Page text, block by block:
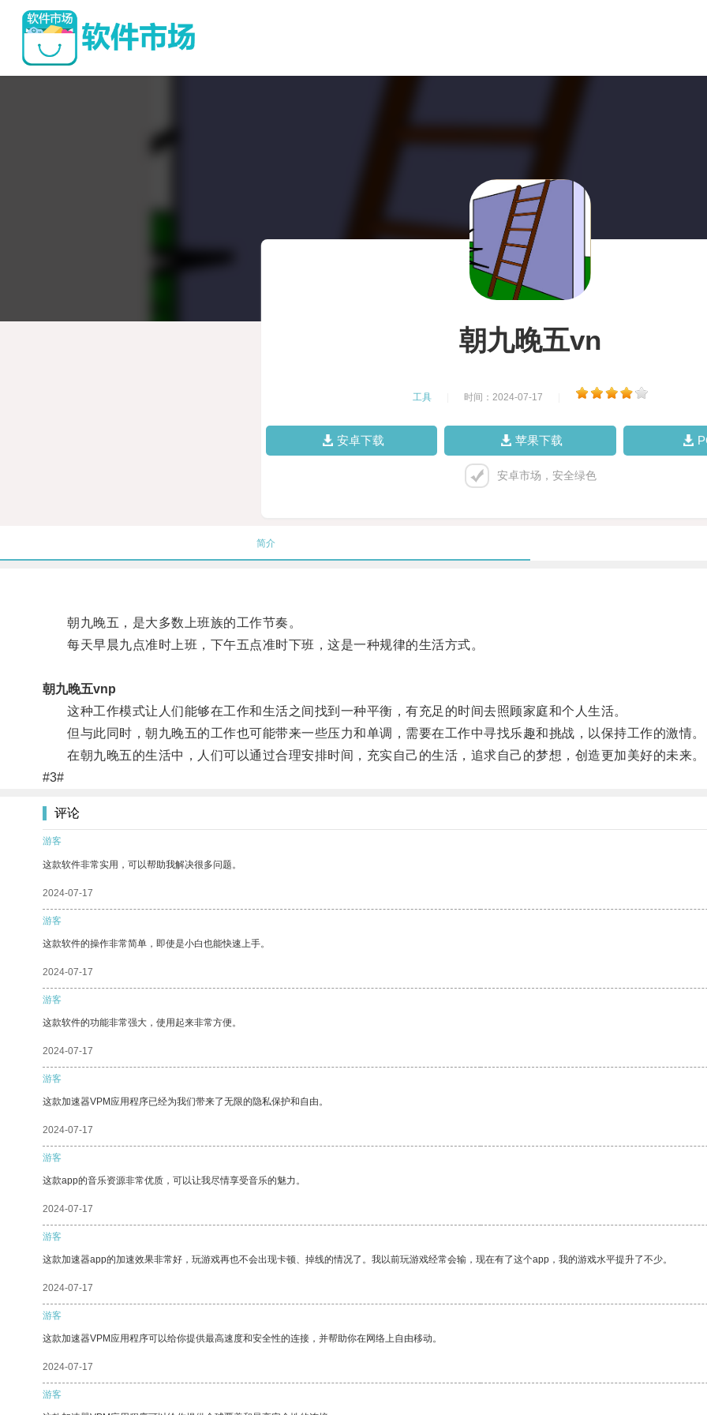
朝九晚五vn
工具 时间：2024-07-17
安卓下载 苹果下载
安卓市场，安全绿色
简介
朝九晚五，是大多数上班族的工作节奏。
每天早晨九点准时上班，下午五点准时下班，这是一种规律的生活方式。
朝九晚五vnp
这种工作模式让人们能够在工作和生活之间找到一种平衡，有充足的时间去照顾家庭和个人生活。
但与此同时，朝九晚五的工作也可能带来一些压力和单调，需要在工作中寻找乐趣和挑战，以保持工作的激情。
在朝九晚五的生活中，人们可以通过合理安排时间，充实自己的生活，追求自己的梦想，创造更加美好的未来。
#3#
评论
游客
这款软件非常实用，可以帮助我解决很多问题。
2024-07-17
游客
这款软件的操作非常简单，即使是小白也能快速上手。
2024-07-17
游客
这款软件的功能非常强大，使用起来非常方便。
2024-07-17
游客
这款加速器VPM应用程序已经为我们带来了无限的隐私保护和自由。
2024-07-17
游客
这款app的音乐资源非常优质，可以让我尽情享受音乐的魅力。
2024-07-17
游客
这款加速器app的加速效果非常好，玩游戏再也不会出现卡顿、掉线的情况了。我以前玩游戏经常会输，现在有了这个app，我的游戏水平提升了不少。
2024-07-17
游客
这款加速器VPM应用程序可以给你提供最高速度和安全性的连接，并帮助你在网络上自由移动。
2024-07-17
游客